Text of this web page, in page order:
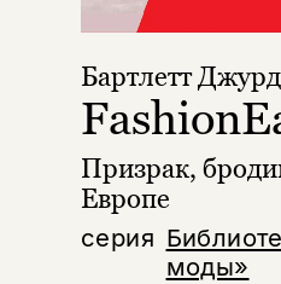
серия
моды»
Бартлетт
Призрак,
Европе